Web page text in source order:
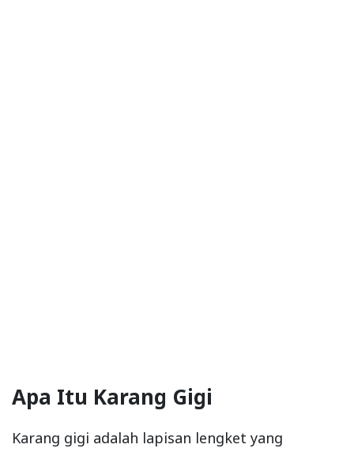
Apa Itu Karang Gigi
Karang gigi adalah lapisan lengket yang